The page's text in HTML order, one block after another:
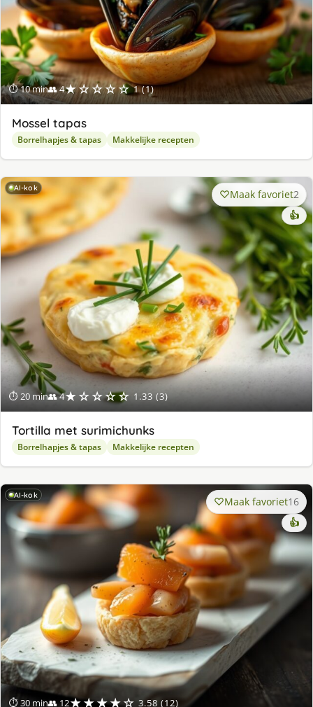
⏱ 10 min👥 4★☆☆☆☆ 1 (1)
Mossel tapas
Borrelhapjes & tapas Makkelijke recepten
AI-kok
⏱ 20 min👥 4★☆☆☆☆ 1.33 (3)
Maak favoriet2
👍
Tortilla met surimichunks
Borrelhapjes & tapas Makkelijke recepten
AI-kok
⏱ 30 min👥 12★★★★☆ 3.58 (12)
Maak favoriet16
👍